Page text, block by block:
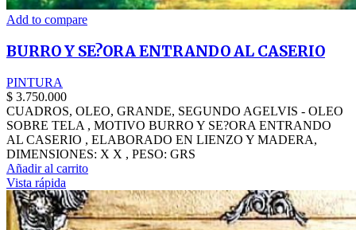
Add to compare
BURRO Y SE?ORA ENTRANDO AL CASERIO
PINTURA
$ 3.750.000
CUADROS, OLEO, GRANDE, SEGUNDO AGELVIS - OLEO
SOBRE TELA , MOTIVO BURRO Y SE?ORA ENTRANDO
AL CASERIO , ELABORADO EN LIENZO Y MADERA,
DIMENSIONES: X X , PESO: GRS
Añadir al carrito
Vista rápida